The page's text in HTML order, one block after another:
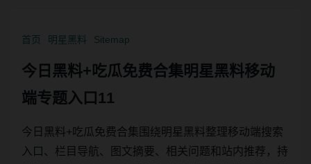
首页 明星黑料 Sitemap
今日黑料+吃瓜免费合集明星黑料移动
端专题入口11
今日黑料+吃瓜免费合集围绕明星黑料整理移动端搜索
入口、栏目导航、图文摘要、相关问题和站内推荐，持